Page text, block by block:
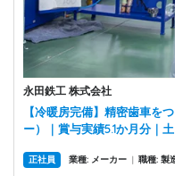
永田鉄工 株式会社
【冷暖房完備】精密歯車を
ー）｜賞与実績5.1か月分｜
正社員 業種: メーカー | 職種: 製